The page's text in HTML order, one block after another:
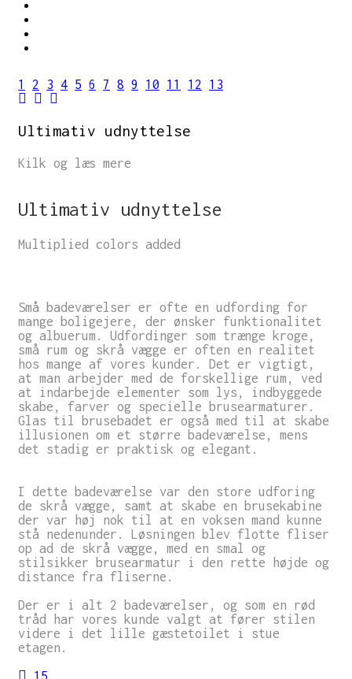
1 2 3 4 5 6 7 8 9 10 11 12 13
Ultimativ udnyttelse
Kilk og læs mere
Ultimativ udnyttelse
Multiplied colors added
Små badeværelser er ofte en udfording for
mange boligejere, der ønsker funktionalitet
og albuerum. Udfordinger som trænge kroge,
små rum og skrå vægge er often en realitet
hos mange af vores kunder. Det er vigtigt,
at man arbejder med de forskellige rum, ved
at indarbejde elementer som lys, indbyggede
skabe, farver og specielle brusearmaturer.
Glas til brusebadet er også med til at skabe
illusionen om et større badeværelse, mens
det stadig er praktisk og elegant.
I dette badeværelse var den store udforing
de skrå vægge, samt at skabe en brusekabine
der var høj nok til at en voksen mand kunne
stå nedenunder. Løsningen blev flotte fliser
op ad de skrå vægge, med en smal og
stilsikker brusearmatur i den rette højde og
distance fra fliserne.
Der er i alt 2 badeværelser, og som en rød
tråd har vores kunde valgt at fører stilen
videre i det lille gæstetoilet i stue
etagen.
15